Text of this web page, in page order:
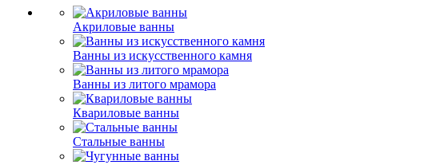
Акриловые ванны
Ванны из искусственного камня
Ванны из литого мрамора
Квариловые ванны
Стальные ванны